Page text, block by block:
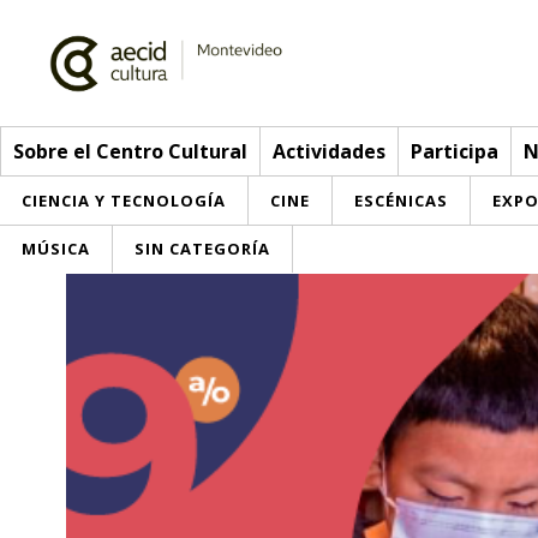
Sobre el Centro Cultural Actividades Participa
CIENCIA Y TECNOLOGÍA CINE ESCÉNICAS
MÚSICA SIN CATEGORÍA
Red AECID
Instalaciones
Actividades
> Ir a Actividades
Esta semana
Inscripciones
Participa
Envíanos tu propuesta
Buzón de sugerencias
Noticias
Convocatorias